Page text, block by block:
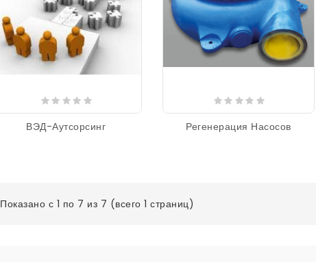
ВЭД-Аутсорсинг Регенерация Насосов
Показано с 1 по 7 из 7 (всего 1 страниц)